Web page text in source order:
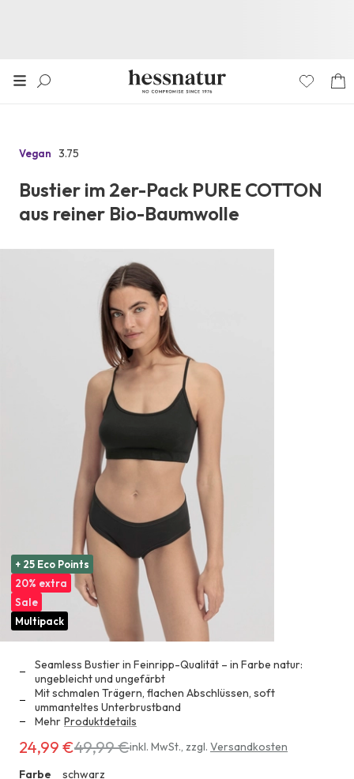
+ 25 Eco Points
20% extra
Sale
Multipack
Zu
Reviews
3.75
Vegan
Bustier im 2er-Pack PURE COTTON
aus reiner Bio-Baumwolle
Seamless Bustier in Feinripp-Qualität – in Farbe natur:
ungebleicht und ungefärbt
Mit schmalen Trägern, flachen Abschlüssen, soft
ummanteltes Unterbrustband
Mehr Produktdetails
Erhältlich
24,99 €49,99 €inkl. MwSt., zzgl. Versandkosten
Farbe
schwarz